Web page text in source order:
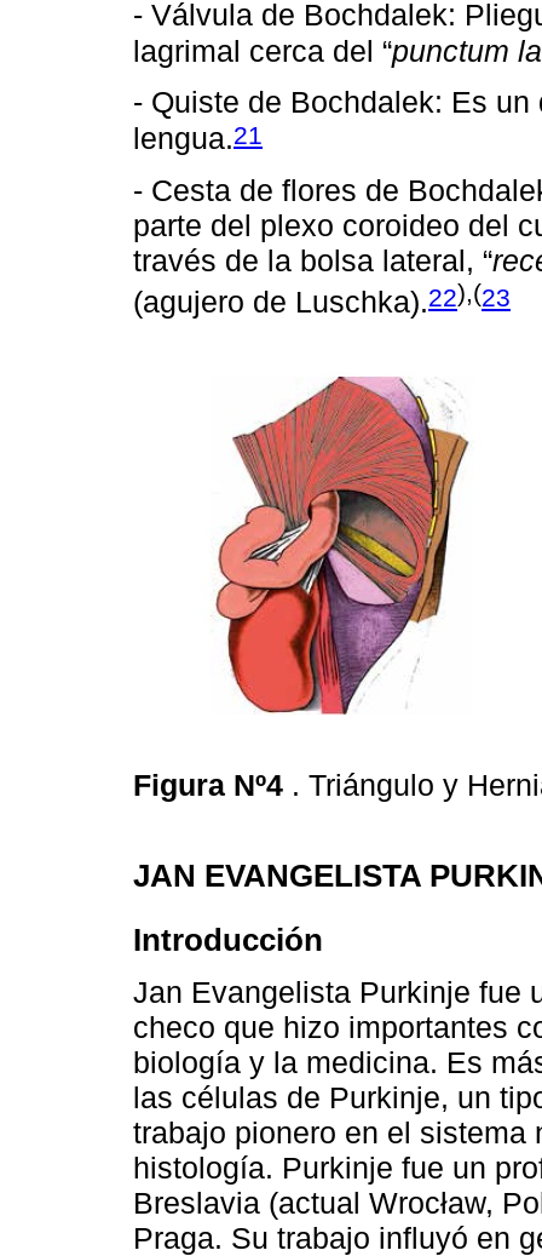
- Válvula de Bochdalek:
lagrimal cerca del “punctum
- Quiste de Bochdalek: Es
lengua.21
- Cesta de flores de
parte del plexo coroideo del
través de la bolsa lateral, “
(agujero de Luschka).22),(23
Figura Nº4 . Triángulo y
JAN EVANGELISTA
Introducción
Jan Evangelista Purkinje fue
checo que hizo importantes
biología y la medicina. Es
las células de Purkinje, un
trabajo pionero en el
histología. Purkinje fue un
Breslavia (actual Wrocław,
Praga. Su trabajo influyó en